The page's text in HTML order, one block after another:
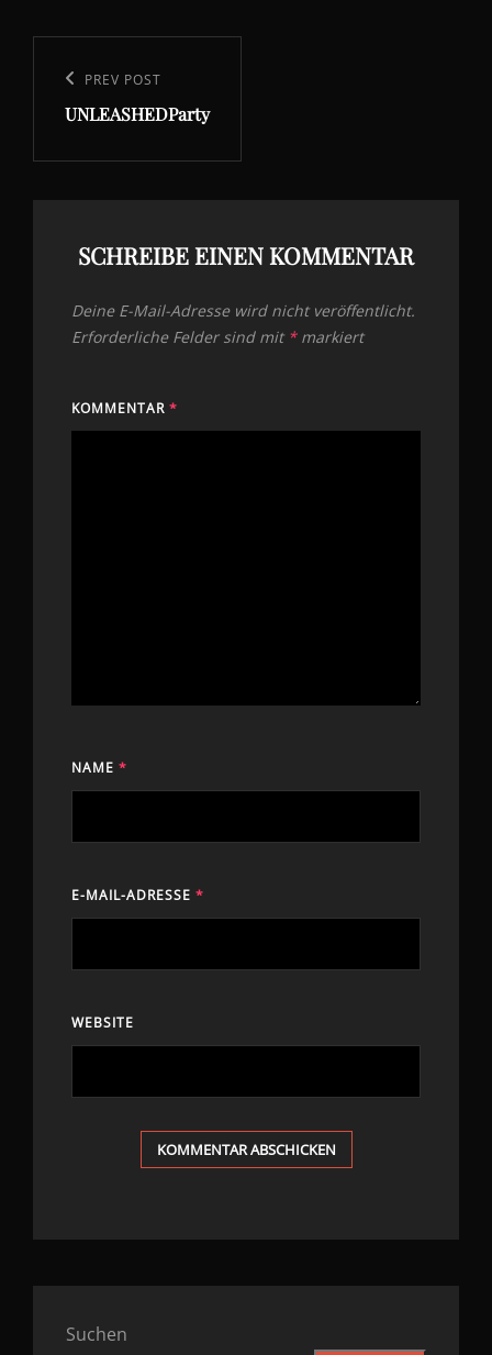
Previous
Post
PREV POST
UNLEASHEDParty
SCHREIBE EINEN KOMMENTAR
Deine E-Mail-Adresse wird nicht veröffentlicht.
Erforderliche Felder sind mit *markiert
KOMMENTAR *
NAME *
E-MAIL-ADRESSE *
WEBSITE
Suchen